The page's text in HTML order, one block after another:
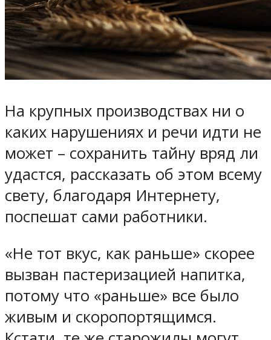
На крупных производствах ни о
каких нарушениях и речи идти не
может – сохранить тайну вряд ли
удастся, рассказать об этом всему
свету, благодаря Интернету,
поспешат сами работники.
«Не тот вкус, как раньше» скорее
вызван пастеризацией напитка,
потому что «раньше» все было
живым и скоропортящимся.